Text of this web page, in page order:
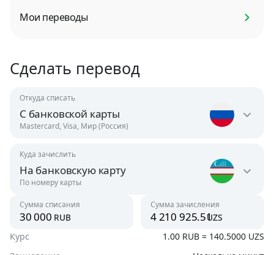
Мои переводы
Сделать перевод
Откуда списать
С банковской карты
Mastercard, Visa, Мир (Россия)
Россия
RUB
Узбекистан
UZS
Куда зачислить
На банковскую карту
По номеру карты
Австрия
Сумма списания
rub
Сумма зачисления
uzs
Курс
1.00 RUB = 140.5000 UZS